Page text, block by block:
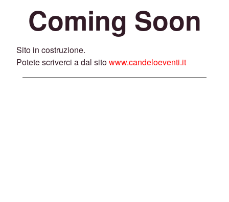
Coming Soon
Sito in costruzione.
Potete scriverci a dal sitowww.candeloeventi.it